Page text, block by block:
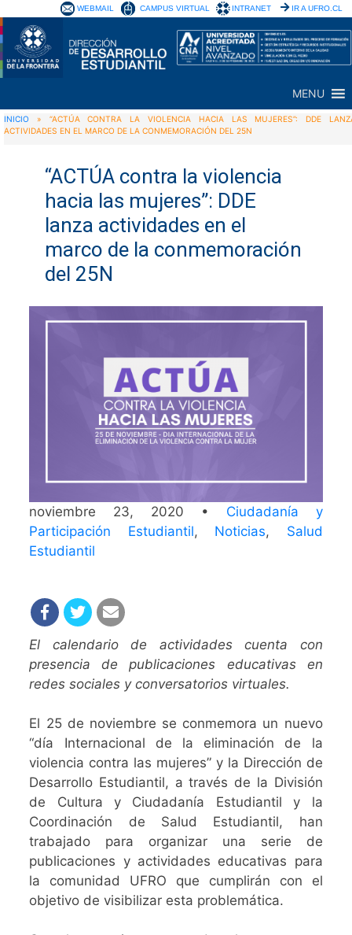
WEBMAIL CAMPUS VIRTUAL INTRANET IR A UFRO.CL
MENU
INICIO » “ACTÚA CONTRA LA VIOLENCIA HACIA LAS MUJERES”: DDE
ACTIVIDADES EN EL MARCO DE LA CONMEMORACIÓN DEL 25N
“ACTÚA contra la violencia
hacia las mujeres”: DDE
lanza actividades en el
marco de la conmemoración
del 25N
noviembre 23, 2020 • Ciudadanía y
Participación Estudiantil, Noticias, Salud
Estudiantil
El calendario de actividades cuenta con
presencia de publicaciones educativas en
redes sociales y conversatorios virtuales.
El 25 de noviembre se conmemora un nuevo
“día Internacional de la eliminación de la
violencia contra las mujeres” y la Dirección de
Desarrollo Estudiantil, a través de la División
de Cultura y Ciudadanía Estudiantil y la
Coordinación de Salud Estudiantil, han
trabajado para organizar una serie de
publicaciones y actividades educativas para
la comunidad UFRO que cumplirán con el
objetivo de visibilizar esta problemática.